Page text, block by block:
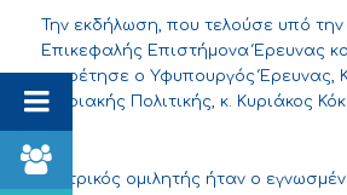
Την εκδήλωση, που τελούσε υπό την
Επικεφαλής Επιστήμονα Έρευνας
χαιρέτησε ο Υφυπουργός Έρευνας,
Ψηφιακής Πολιτικής, κ. Κυριάκος
Κεντρικός ομιλητής ήταν ο